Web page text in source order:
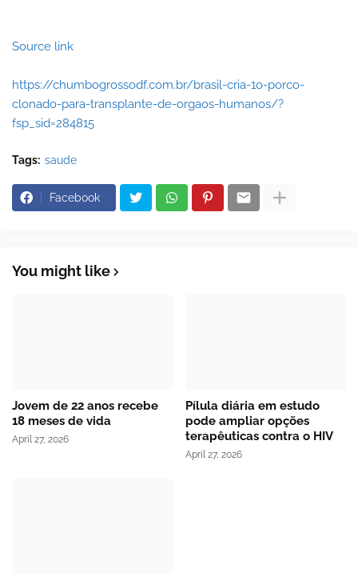
Source link
https://chumbogrossodf.com.br/brasil-cria-1o-porco-
clonado-para-transplante-de-orgaos-humanos/?
fsp_sid=284815
Tags: saude
Facebook
You might like
Jovem de 22 anos recebe
18 meses de vida
April 27, 2026
Pílula diária em estudo
pode ampliar opções
terapêuticas contra o HIV
April 27, 2026